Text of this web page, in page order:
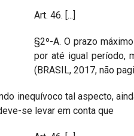
Art. 46. [...]
§2º-A. O prazo
por até igual período,
(BRASIL, 2017, não
tal aspecto, ainda
se levar em conta que